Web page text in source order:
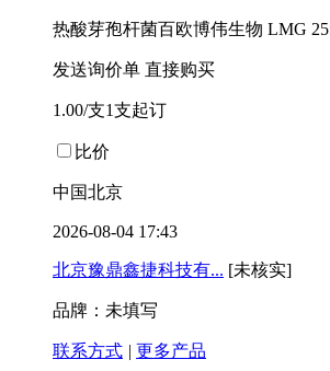
热酸芽孢杆菌百欧博伟生物 LMG
发送询价单 直接购买
1.00/支1支起订
比价
中国北京
2026-08-04 17:43
北京豫鼎鑫捷科技有... [未核实]
品牌：未填写
联系方式 | 更多产品